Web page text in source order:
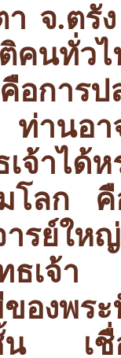
า จ.ตรั
คนทั่ว
อการ
ท่าน
จ้าได้
โลก
รย์ให
ทธเจ้
องพระ
น เชื่